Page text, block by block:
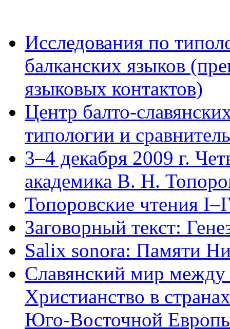
Исследования по
балканских языков
языковых контактов)
Центр балто-
типологии и
3–4 декабря 2009 г.
академика В. Н.
Топоровские чтения
Заговорный текст:
Salix sonora: Памяти
Славянский мир
Христианство в
Юго-Восточной